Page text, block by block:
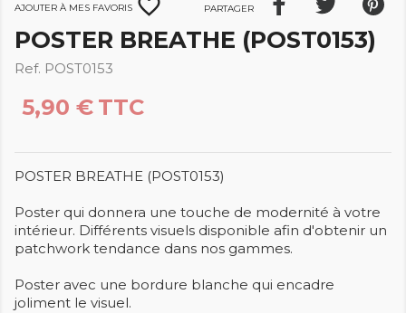
Ajouter à mes favoris favorite_border Partager
POSTER BREATHE (POST0153)
Ref. POST0153
5,90 € TTC
POSTER BREATHE (POST0153)
Poster qui donnera une touche de modernité à votre
intérieur. Différents visuels disponible afin d'obtenir un
patchwork tendance dans nos gammes.
Poster avec une bordure blanche qui encadre
joliment le visuel.